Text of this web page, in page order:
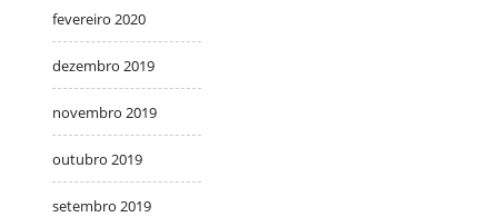
fevereiro 2020
dezembro 2019
novembro 2019
outubro 2019
setembro 2019